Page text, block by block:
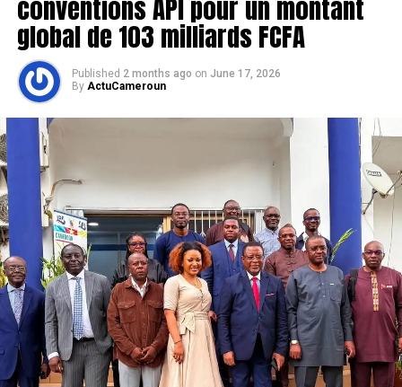
conventions API pour un montant
global de 103 milliards FCFA
Published 2 months ago on June 17, 2026
By ActuCameroun